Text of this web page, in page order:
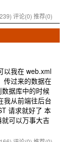
评论(0) 推荐(0)
以我在 web.xml
传过来的数据在
据库中的时候
我从前端往后台
请求就好了 本
可以万事大吉